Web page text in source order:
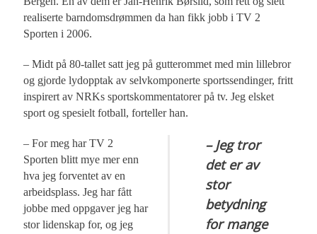
realiserte barndomsdrømmen da han fikk jobb i TV 2
Sporten i 2006.
– Midt på 80-tallet satt jeg på gutterommet med min lillebror
og gjorde lydopptak av selvkomponerte sportssendinger, fritt
inspirert av NRKs sportskommentatorer på tv. Jeg elsket
sport og spesielt fotball, forteller han.
– Jeg tror
det er av
stor
betydning
for mange
– For meg har TV 2
Sporten blitt mye mer enn
hva jeg forventet av en
arbeidsplass. Jeg har fått
jobbe med oppgaver jeg har
stor lidenskap for, og jeg